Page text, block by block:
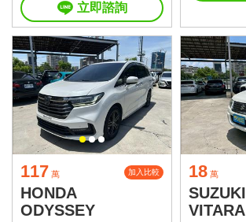
立即諮詢
117 萬 加入比較
HONDA
ODYSSEY
18 萬
SUZUKI
VITARA